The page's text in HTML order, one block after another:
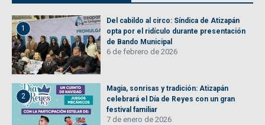
1
Del cabildo al circo: Síndica de Atizapán
opta por el ridículo durante presentación
de Bando Municipal
6 de febrero de 2026
2
Magia, sonrisas y tradición: Atizapán
celebrará el Día de Reyes con un gran
festival familiar
7 de enero de 2026